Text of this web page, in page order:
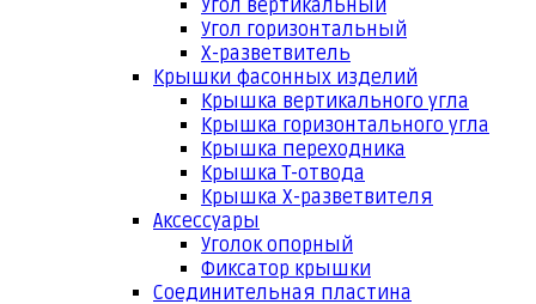
Угол вертикальный
Угол горизонтальный
Х-разветвитель
Крышки фасонных изделий
Крышка вертикального угла
Крышка горизонтального угла
Крышка переходника
Крышка Т-отвода
Крышка Х-разветвителя
Аксессуары
Уголок опорный
Фиксатор крышки
Соединительная пластина